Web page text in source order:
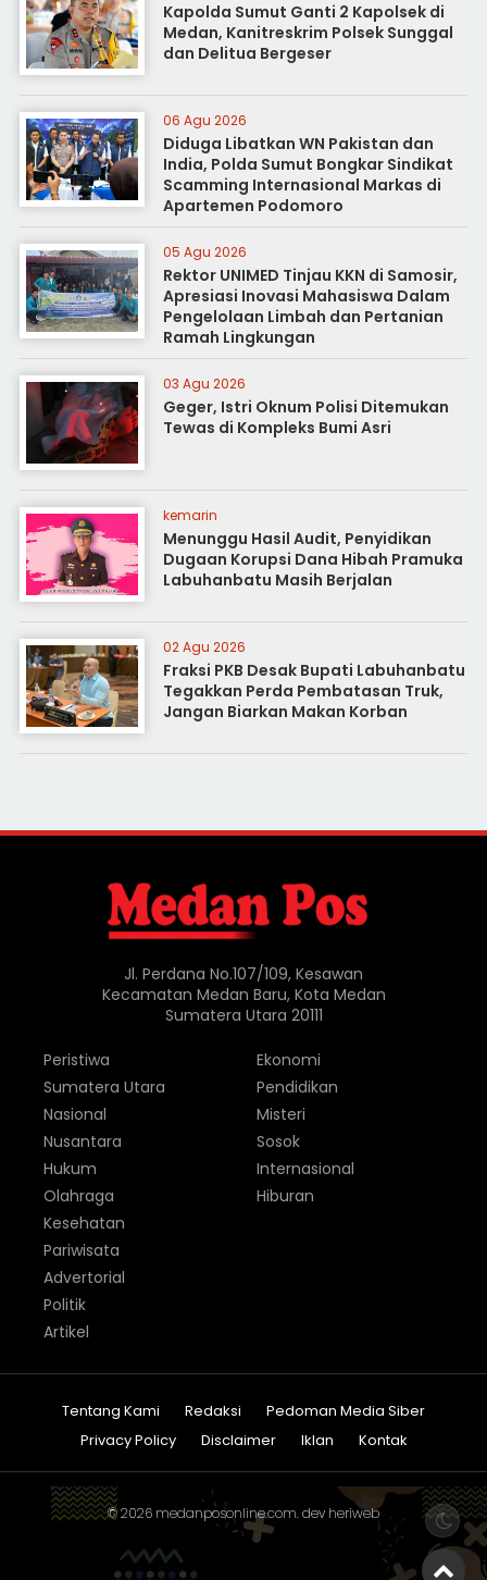
Kapolda Sumut Ganti 2 Kapolsek di
Medan, Kanitreskrim Polsek Sunggal
dan Delitua Bergeser
06 Agu 2026
Diduga Libatkan WN Pakistan dan
India, Polda Sumut Bongkar Sindikat
Scamming Internasional Markas di
Apartemen Podomoro
05 Agu 2026
Rektor UNIMED Tinjau KKN di Samosir,
Apresiasi Inovasi Mahasiswa Dalam
Pengelolaan Limbah dan Pertanian
Ramah Lingkungan
03 Agu 2026
Geger, Istri Oknum Polisi Ditemukan
Tewas di Kompleks Bumi Asri
kemarin
Menunggu Hasil Audit, Penyidikan
Dugaan Korupsi Dana Hibah Pramuka
Labuhanbatu Masih Berjalan
02 Agu 2026
Fraksi PKB Desak Bupati Labuhanbatu
Tegakkan Perda Pembatasan Truk,
Jangan Biarkan Makan Korban
Jl. Perdana No.107/109, Kesawan
Kecamatan Medan Baru, Kota Medan
Sumatera Utara 20111
Peristiwa
Sumatera Utara
Nasional
Nusantara
Hukum
Olahraga
Ekonomi
Pendidikan
Misteri
Sosok
Internasional
Hiburan
Kesehatan
Pariwisata
Advertorial
Politik
Artikel
Tentang Kami Redaksi
Pedoman Media Siber
Privacy Policy
Disclaimer Iklan Kontak
© 2026 medanposonline.com. dev heriweb